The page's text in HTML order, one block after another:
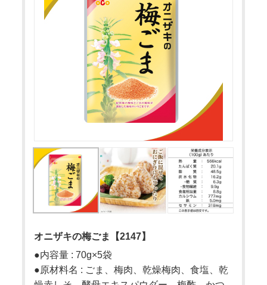
オニザキの梅ごま【2147】
●内容量 : 70g×5袋
●原材料名 : ごま、梅肉、乾燥梅肉、食塩、乾